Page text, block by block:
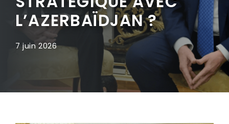
L’AZERBAÏDJAN ?
7 juin 2026